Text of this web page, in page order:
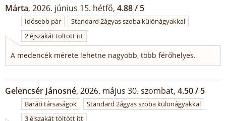
Márta, 2026. június 15. hétfő, 4.88 / 5
Idősebb pár
Standard 2ágyas szoba különágyakkal
2 éjszakát töltött itt
A medencék mérete lehetne nagyobb, több férőhelyes.
Gelencsér Jánosné, 2026. május 30. szombat, 4.50 / 5
Baráti társaságok
Standard 2ágyas szoba különágyakkal
3 éjszakát töltött itt